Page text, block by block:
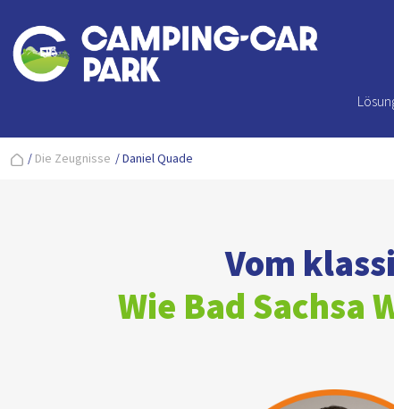
/ Die Zeugnisse /Daniel Quade
Vom
Wie Bad